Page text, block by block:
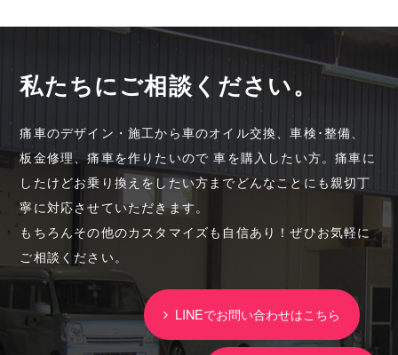
私たちにご相談ください。
痛車のデザイン・施工から車のオイル交換、車検･整備、
板金修理、痛車を作りたいので 車を購入したい方。痛車に
したけどお乗り換えをしたい方までどんなことにも親切丁
寧に対応させていただきます。
もちろんその他のカスタマイズも自信あり！ぜひお気軽に
ご相談ください。
LINEでお問い合わせはこちら